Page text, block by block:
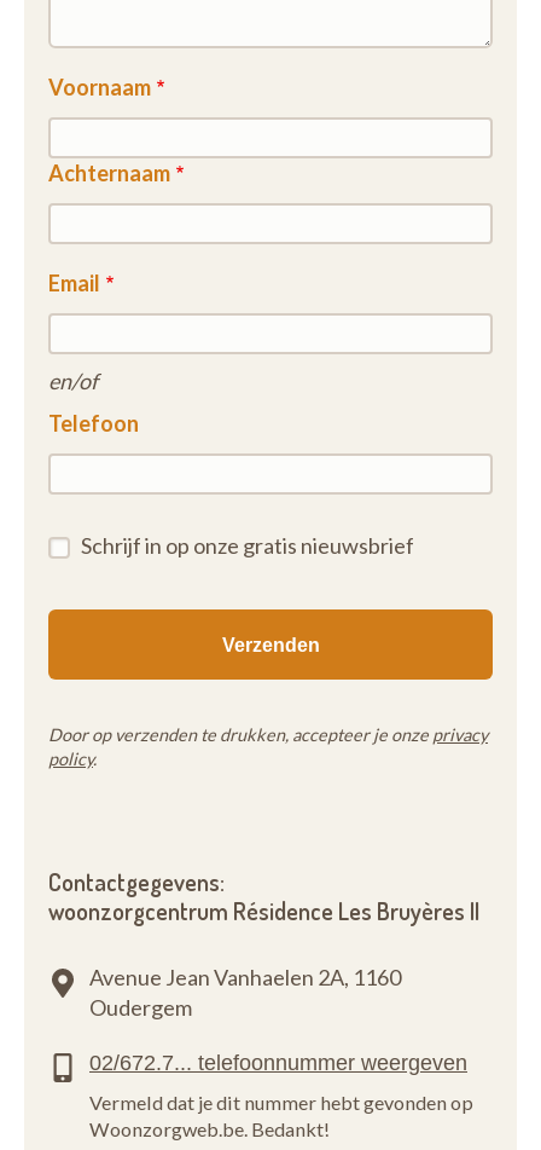
Voornaam
Achternaam
Email
en/of
Telefoon
Schrijf in op onze gratis nieuwsbrief
Door op verzenden te drukken, accepteer je onze privacy
policy.
Contactgegevens:
woonzorgcentrum Résidence Les Bruyères II
Avenue Jean Vanhaelen 2A, 1160
Oudergem
Vermeld dat je dit nummer hebt gevonden op
Woonzorgweb.be. Bedankt!